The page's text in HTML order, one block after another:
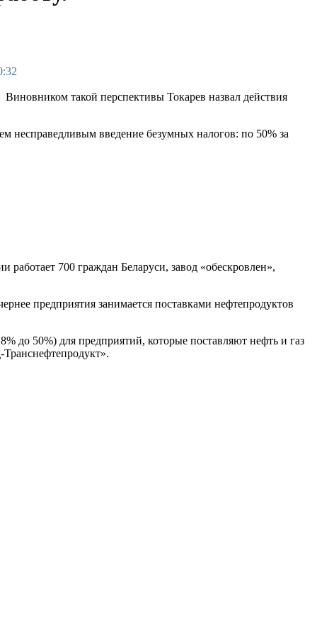
такой перспективы Токарев назвал действия
несправедливым введение безумных налогов: по 50% за
работает 700 граждан Беларуси, завод «обескровлен»,
предприятия занимается поставками нефтепродуктов
до 50%) для предприятий, которые поставляют нефть и газ